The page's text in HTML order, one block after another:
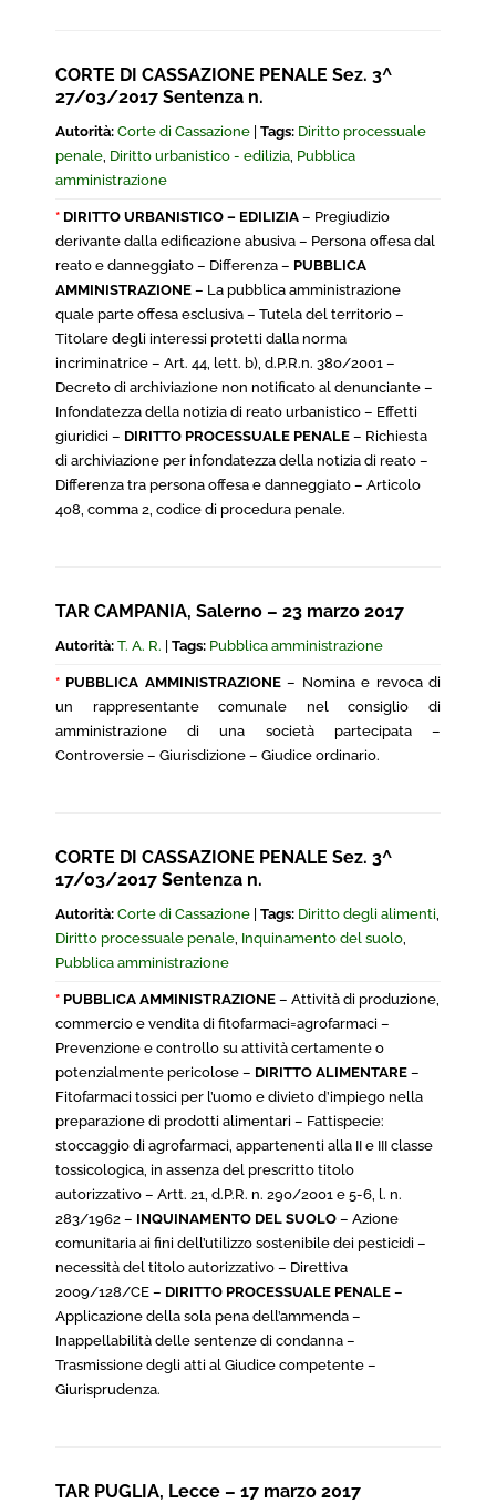
CORTE DI CASSAZIONE PENALE Sez. 3^
27/03/2017 Sentenza n.
Autorità: Corte di Cassazione Tags: Diritto processuale
penale, Diritto urbanistico - edilizia, Pubblica
amministrazione
* DIRITTO URBANISTICO – EDILIZIA – Pregiudizio
derivante dalla edificazione abusiva – Persona offesa dal
reato e danneggiato – Differenza – PUBBLICA
AMMINISTRAZIONE – La pubblica amministrazione
quale parte offesa esclusiva – Tutela del territorio –
Titolare degli interessi protetti dalla norma
incriminatrice – Art. 44, lett. b), d.P.R.n. 380/2001 –
Decreto di archiviazione non notificato al denunciante –
Infondatezza della notizia di reato urbanistico – Effetti
giuridici – DIRITTO PROCESSUALE PENALE – Richiesta
di archiviazione per infondatezza della notizia di reato –
Differenza tra persona offesa e danneggiato – Articolo
408, comma 2, codice di procedura penale.
TAR CAMPANIA, Salerno – 23 marzo 2017
Autorità: T. A. R. Tags: Pubblica amministrazione
* PUBBLICA AMMINISTRAZIONE– Nomina e revoca di
un rappresentante comunale nel consiglio di
amministrazione di una società partecipata –
Controversie – Giurisdizione – Giudice ordinario.
CORTE DI CASSAZIONE PENALE Sez. 3^
17/03/2017 Sentenza n.
Autorità: Corte di Cassazione Tags: Diritto degli alimenti,
Diritto processuale penale, Inquinamento del suolo,
Pubblica amministrazione
* PUBBLICA AMMINISTRAZIONE – Attività di produzione,
commercio e vendita di fitofarmaci=agrofarmaci –
Prevenzione e controllo su attività certamente o
potenzialmente pericolose – DIRITTO ALIMENTARE –
Fitofarmaci tossici per l’uomo e divieto d’impiego nella
preparazione di prodotti alimentari – Fattispecie:
stoccaggio di agrofarmaci, appartenenti alla II e III classe
tossicologica, in assenza del prescritto titolo
autorizzativo – Artt. 21, d.P.R. n. 290/2001 e 5-6, l. n.
283/1962 – INQUINAMENTO DEL SUOLO – Azione
comunitaria ai fini dell’utilizzo sostenibile dei pesticidi –
necessità del titolo autorizzativo – Direttiva
2009/128/CE – DIRITTO PROCESSUALE PENALE –
Applicazione della sola pena dell’ammenda –
Inappellabilità delle sentenze di condanna –
Trasmissione degli atti al Giudice competente –
Giurisprudenza.
TAR PUGLIA, Lecce – 17 marzo 2017